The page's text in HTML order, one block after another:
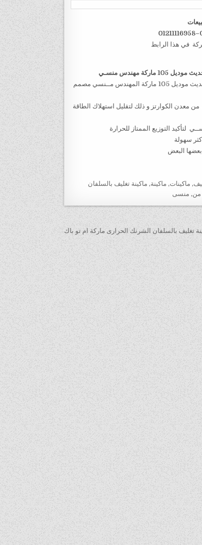
في هذا الرابط
موديل
– جسم ماكينة تغليف بالسلفان الشرنك الحرارى من شركة المهندس منسى للتغليف الحديث موديل 105 ماركة المهندس مــنسي مصمم
لماكينة 105 ماركة المهندس منــسي من معدن الكوارتز و ذلك لتقليل استهلاك الطاقة
, ماكينات, ماكينة, ماكينة تغليف بالسلفان
من, منسى
تغليف بالسلفان الشرنك الحرارى ماركة ام تو باك